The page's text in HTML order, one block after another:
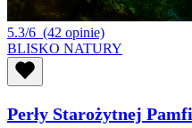
5.3/6 (42 opinie)
BLISKO NATURY
Perły Starożytnej